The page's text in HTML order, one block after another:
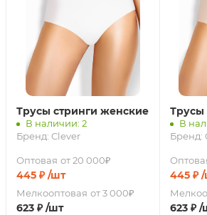
Трусы стринги женские
В наличии: 2
Бренд: Clever
Оптовая от 20 000₽
445 ₽ /шт
Мелкооптовая от 3 000₽
623 ₽ /шт
Трусы
В
Бренд:
445₽ /
623₽ /